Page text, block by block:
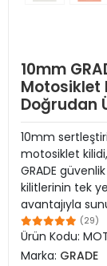
10mm
Motosiklet
Doğrudan
10mm
motosiklet
GRADE
kilitlerinin tek
avantajıyla
(29)
Ürün Kodu:
Marka: GRADE